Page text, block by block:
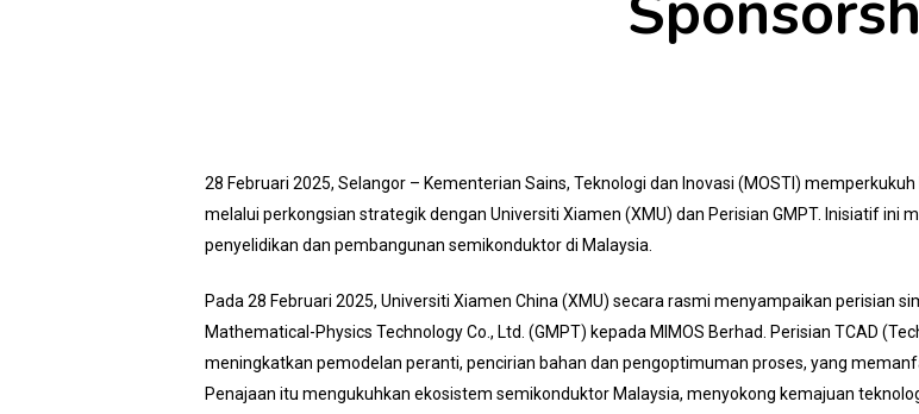
28 Februari 2025, Selangor – Kementerian Sains, Teknologi dan Inovasi (MOSTI)
melalui perkongsian strategik dengan Universiti Xiamen (XMU) dan Perisian GMPT. Inisiatif ini
penyelidikan dan pembangunan semikonduktor di Malaysia.
Pada 28 Februari 2025, Universiti Xiamen China (XMU) secara rasmi menyampaikan perisian
Mathematical-Physics Technology Co., Ltd. (GMPT) kepada MIMOS Berhad. Perisian TCAD
meningkatkan pemodelan peranti, pencirian bahan dan pengoptimuman proses, yang
Penajaan itu mengukuhkan ekosistem semikonduktor Malaysia, menyokong kemajuan